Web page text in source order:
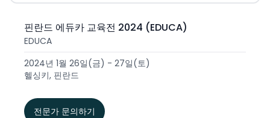
핀란드 에듀카 교육전 2024 (EDUCA)
EDUCA
2024년 1월 26일(금) - 27일(토)
헬싱키, 핀란드
전문가 문의하기